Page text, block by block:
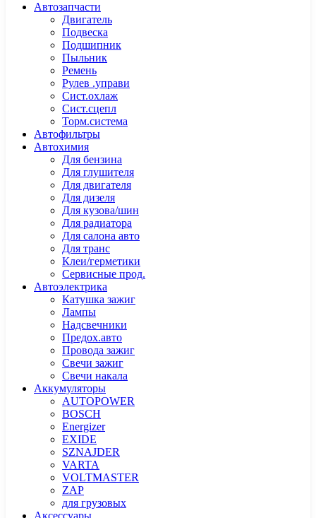
Автозапчасти
Двигатель
Подвеска
Подшипник
Пыльник
Ремень
Рулев .управи
Сист.охлаж
Сист.сцепл
Торм.система
Автофильтры
Автохимия
Для бензина
Для глушителя
Для двигателя
Для дизеля
Для кузова/шин
Для радиатора
Для салона авто
Для транс
Клеи/герметики
Сервисные прод.
Автоэлектрика
Катушка зажиг
Лампы
Надсвечники
Предох.авто
Провода зажиг
Свечи зажиг
Свечи накала
Аккумуляторы
AUTOPOWER
BOSCH
Energizer
EXIDE
SZNAJDER
VARTA
VOLTMASTER
ZAP
для грузовых
Аксессуары